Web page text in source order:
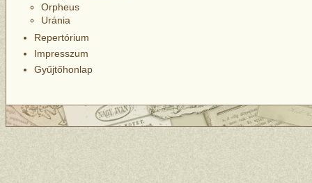
Orpheus
Uránia
Repertórium
Impresszum
Gyűjtőhonlap